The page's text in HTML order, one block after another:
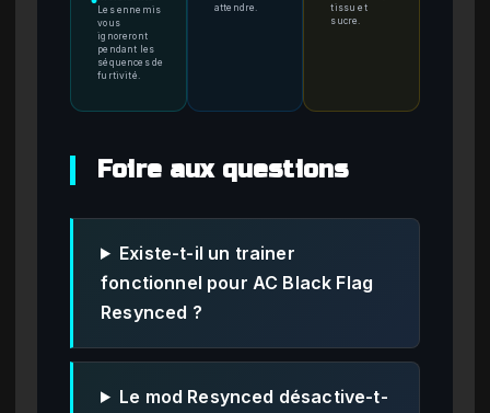
Les ennemis
vous
ignoreront
pendant les
séquences de
furtivité.
attendre.
tissu et
sucre.
Foire aux questions
Existe-t-il un trainer
fonctionnel pour AC Black Flag
Resynced ?
Le mod Resynced désactive-t-